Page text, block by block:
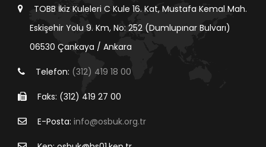
TOBB İkiz Kuleleri C Kule 16. Kat, Mustafa Kemal Mah.
Eskişehir Yolu 9. Km, No: 252 (Dumlupınar Bulvarı)
06530 Çankaya / Ankara
Telefon: (312) 419 18 00
Faks: (312) 419 27 00
E-Posta: info@osbuk.org.tr